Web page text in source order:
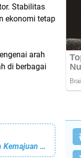
Stabilitas
ekonomi tetap
arah
di berbagai
Amsakar-Li Claudia Ajak Tokoh Masyarakat Kawal Momentum Kemajuan Batam